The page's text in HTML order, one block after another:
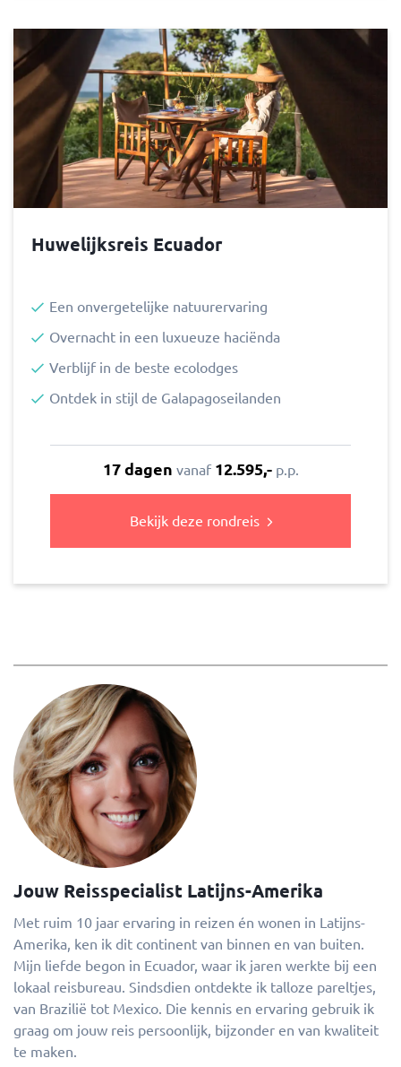
Huwelijksreis Ecuador
Een onvergetelijke natuurervaring
Overnacht in een luxueuze haciënda
Verblijf in de beste ecolodges
Ontdek in stijl de Galapagoseilanden
17 dagen vanaf 12.595,-p.p.
Bekijk deze rondreis
Jouw Reisspecialist Latijns-Amerika
Met ruim 10 jaar ervaring in reizen én wonen in Latijns-
Amerika, ken ik dit continent van binnen en van buiten.
Mijn liefde begon in Ecuador, waar ik jaren werkte bij een
lokaal reisbureau. Sindsdien ontdekte ik talloze pareltjes,
van Brazilië tot Mexico. Die kennis en ervaring gebruik ik
graag om jouw reis persoonlijk, bijzonder en van kwaliteit
te maken.